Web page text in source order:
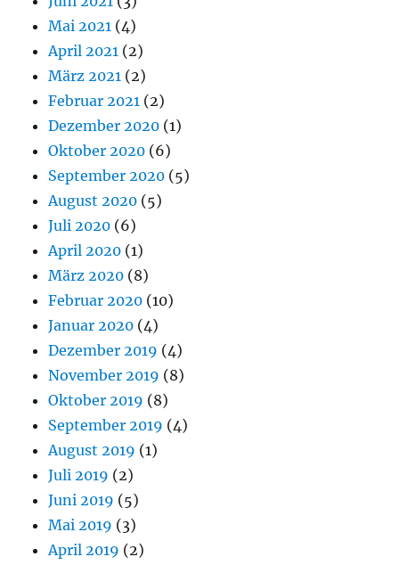
Mai 2021 (4)
April 2021 (2)
März 2021 (2)
Februar 2021 (2)
Dezember 2020 (1)
Oktober 2020 (6)
September 2020 (5)
August 2020 (5)
Juli 2020 (6)
April 2020 (1)
März 2020 (8)
Februar 2020 (10)
Januar 2020 (4)
Dezember 2019 (4)
November 2019 (8)
Oktober 2019 (8)
September 2019 (4)
August 2019 (1)
Juli 2019 (2)
Juni 2019 (5)
Mai 2019 (3)
April 2019 (2)